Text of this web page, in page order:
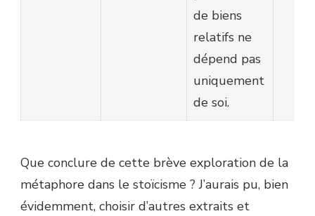
de biens
relatifs ne
dépend pas
uniquement
de soi.
Que conclure de cette brève exploration de la
métaphore dans le stoïcisme ? J’aurais pu, bien
évidemment, choisir d’autres extraits et